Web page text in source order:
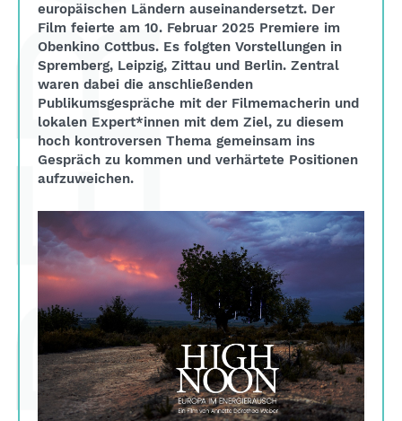
europäischen Ländern auseinandersetzt. Der
Film feierte am 10. Februar 2025 Premiere im
Obenkino Cottbus. Es folgten Vorstellungen in
Spremberg, Leipzig, Zittau und Berlin. Zentral
waren dabei die anschließenden
Publikumsgespräche mit der Filmemacherin und
lokalen Expert*innen mit dem Ziel, zu diesem
hoch kontroversen Thema gemeinsam ins
Gespräch zu kommen und verhärtete Positionen
aufzuweichen.